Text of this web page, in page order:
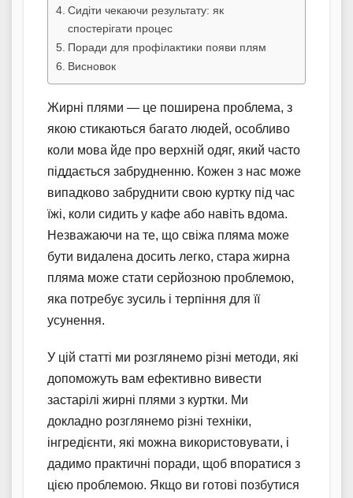
Сидіти чекаючи результату: як
спостерігати процес
Поради для профілактики появи плям
Висновок
Жирні плями — це поширена проблема, з
якою стикаються багато людей, особливо
коли мова йде про верхній одяг, який часто
піддається забрудненню. Кожен з нас може
випадково забруднити свою куртку під час
їжі, коли сидить у кафе або навіть вдома.
Незважаючи на те, що свіжа пляма може
бути видалена досить легко, стара жирна
пляма може стати серйозною проблемою,
яка потребує зусиль і терпіння для її
усунення.
У цій статті ми розглянемо різні методи, які
допоможуть вам ефективно вивести
застарілі жирні плями з куртки. Ми
докладно розглянемо різні техніки,
інгредієнти, які можна використовувати, і
дадимо практичні поради, щоб впоратися з
цією проблемою. Якщо ви готові позбутися